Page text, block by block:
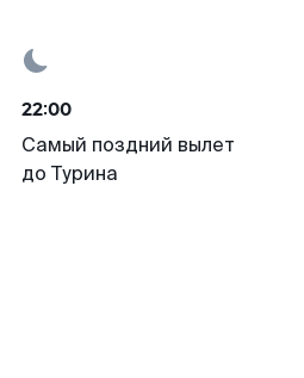
22:00
Самый поздний вылет
до Турина